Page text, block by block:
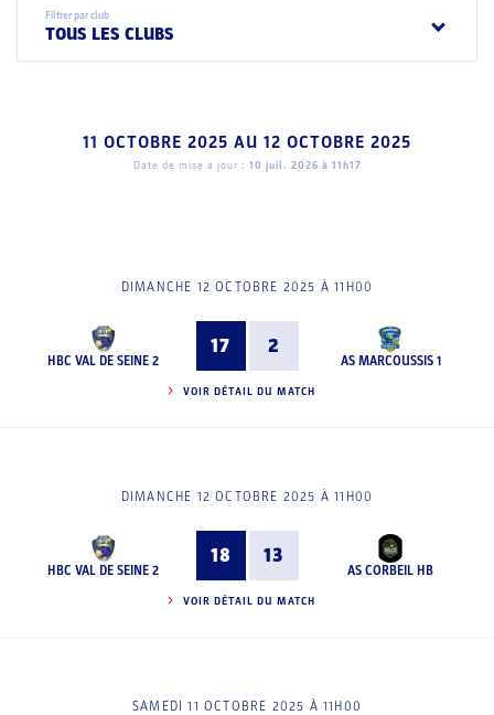
Filtrer par club
TOUS LES CLUBS
11 OCTOBRE 2025 AU 12 OCTOBRE 2025
Date de mise à jour : 10 juil. 2026 à 11h17
DIMANCHE 12 OCTOBRE 2025 À 11H00
HBC VAL DE SEINE 2
17 2
AS MARCOUSSIS 1
VOIR DÉTAIL DU MATCH
DIMANCHE 12 OCTOBRE 2025 À 11H00
HBC VAL DE SEINE 2
18 13
AS CORBEIL HB
VOIR DÉTAIL DU MATCH
SAMEDI 11 OCTOBRE 2025 À 11H00